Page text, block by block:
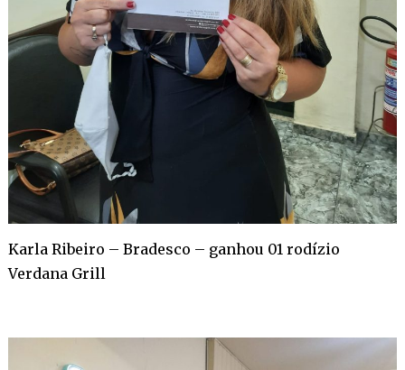
Karla Ribeiro – Bradesco – ganhou 01 rodízio
Verdana Grill